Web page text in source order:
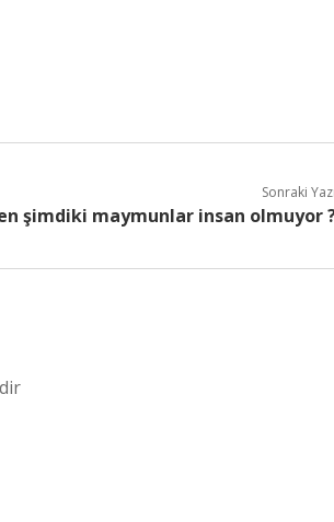
Sonraki
şimdiki maymunlar insan olmuyor